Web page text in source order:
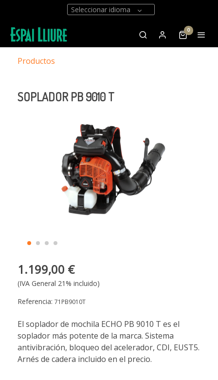
Seleccionar idioma
0
Productos
SOPLADOR PB 9010 T
1.199,00 €
(IVA General 21% incluido)
Referencia: 71PB9010T
El soplador de mochila ECHO PB 9010 T es el
soplador más potente de la marca. Sistema
antivibración, bloqueo del acelerador, CDI, EUST5.
Arnés de cadera incluido en el precio.